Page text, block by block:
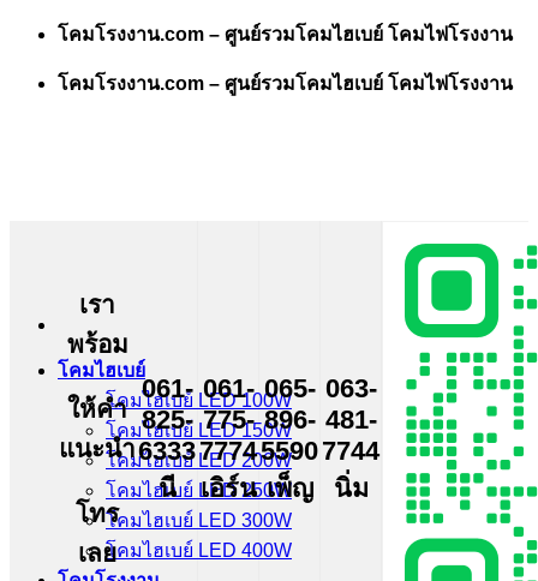
Skip
content
โคมโรงงาน.com – ศูนย์รวมโคมไฮเบย์ โคมไฟโรงงาน
โคมโรงงาน.com – ศูนย์รวมโคมไฮเบย์ โคมไฟโรงงาน
โคมไฮเบย์
โคมไฮเบย์ LED 100W
โคมไฮเบย์ LED 150W
โคมไฮเบย์ LED 200W
โคมไฮเบย์ LED 250W
โคมไฮเบย์ LED 300W
โคมไฮเบย์ LED 400W
เรา
พร้อม
ให้คำ
แนะนำ
โทร
เลย
061-
825-
6333
นี
061-
775-
7774
เอิร์น
065-
896-
5590
เพ็ญ
063-
481-
7744
นิ่ม